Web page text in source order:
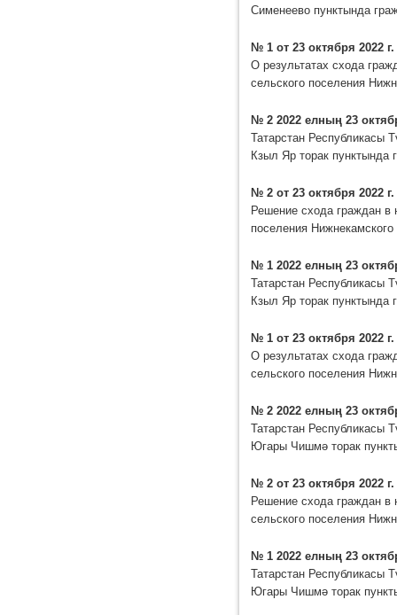
Сименеево пунктында
№ 1 от 23 октября 2022 г.
О результатах схода
сельского поселения
№ 2 2022 елның 23
Татарстан Республикасы
Кзыл Яр торак пунктында
№ 2 от 23 октября 2022 г.
Решение схода граждан в
поселения
№ 1 2022 елның 23
Татарстан Республикасы
Кзыл Яр торак пунктында
№ 1 от 23 октября 2022 г.
О результатах схода
сельского поселения
№ 2 2022 елның 23
Татарстан Республикасы
Югары Чишмә торак
№ 2 от 23 октября 2022 г.
Решение схода граждан в
сельского поселения
№ 1 2022 елның 23
Татарстан Республикасы
Югары Чишмә торак